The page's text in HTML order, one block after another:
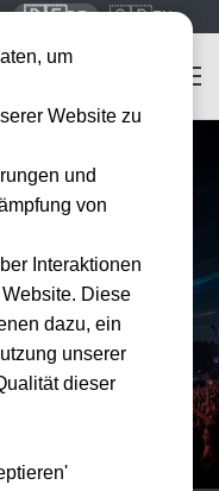
🇩🇪DE 🇬🇧EN
kaufen
Welt. Zwei magische
Alle Weekends
um
Website zu
und
von
Interaktionen
Diese
dazu, ein
unserer
dieser